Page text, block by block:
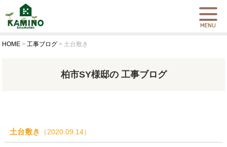
HOME >工事ブログ > 土台敷き
柏市SY様邸の 工事ブログ
土台敷き （2020.09.14）